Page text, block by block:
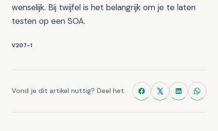
wenselijk. Bij twijfel is het belangrijk om je te laten
testen op een SOA.
V207-1
Vond je dit artikel nuttig? Deel het.